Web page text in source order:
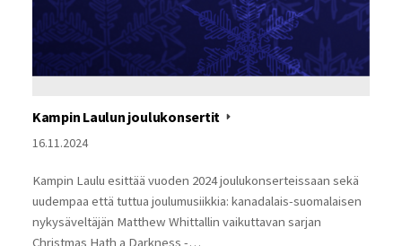
Kampin Laulun joulukonsertit
16.11.2024
Kampin Laulu esittää vuoden 2024 joulukonserteissaan sekä
uudempaa että tuttua joulumusiikkia: kanadalais-suomalaisen
nykysäveltäjän Matthew Whittallin vaikuttavan sarjan
Christmas Hath a Darkness -…